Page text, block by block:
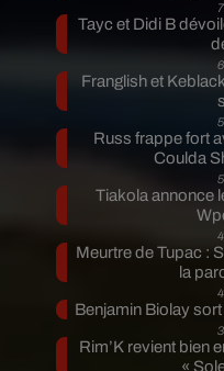
Tayc et Didi B
Franglish et
Russ frappe fort
Coulda
Tiakola annonce
Meurtre de Tupac :
la
Benjamin Biolay
Rim’K revient bien
«